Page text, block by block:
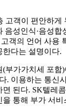
고객이 편안하게
음성인식·음성합
객의 언어 사용
한다는 설명이다.
(부가가치세 포함
. 이용하는 통신
된다. SK텔레
을 통해 부가 서